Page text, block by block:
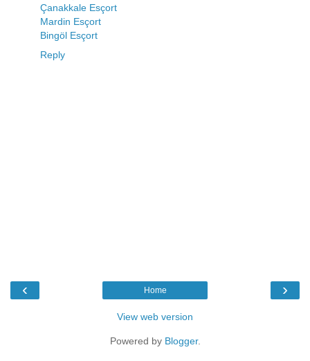
Çanakkale Esçort
Mardin Esçort
Bingöl Esçort
Reply
‹ ›
Home
View web version
Powered by Blogger.